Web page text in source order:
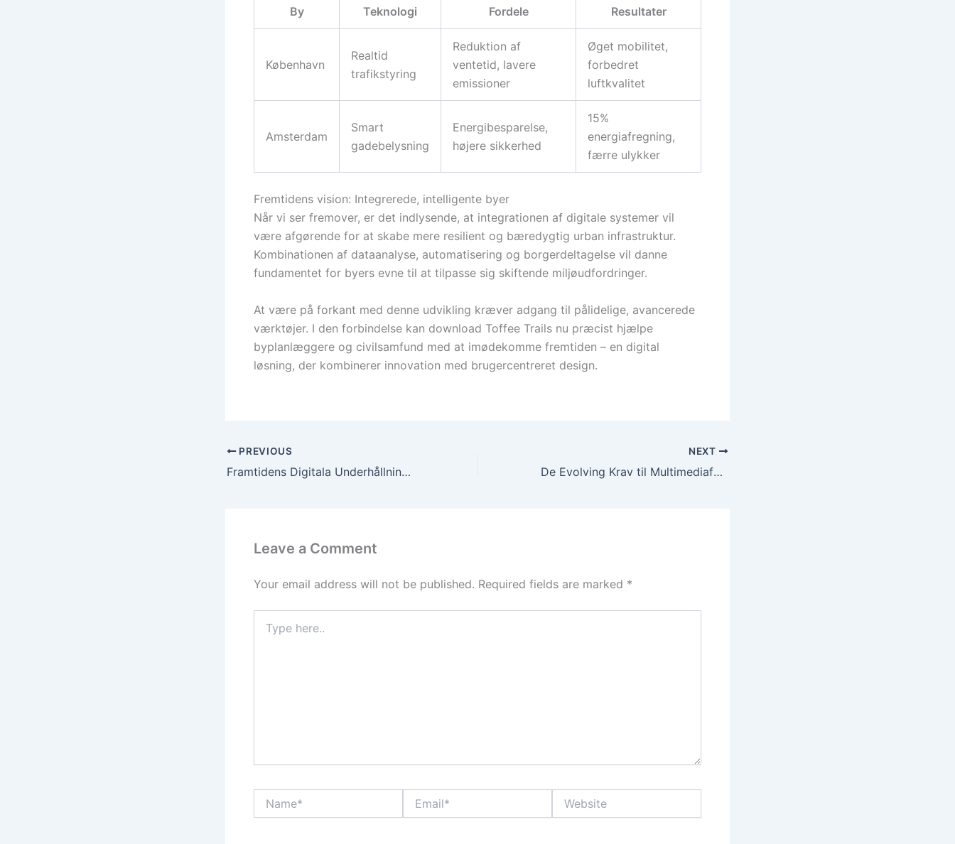
By Teknologi Fordele Resultater
København
Realtid
trafikstyring
Reduktion af
ventetid, lavere
emissioner
Øget mobilitet,
forbedret
luftkvalitet
Amsterdam
Smart
gadebelysning
Energibesparelse,
højere sikkerhed
15%
energiafregning,
færre ulykker
Fremtidens vision: Integrerede, intelligente byer
Når vi ser fremover, er det indlysende, at integrationen af digitale systemer vil
være afgørende for at skabe mere resilient og bæredygtig urban infrastruktur.
Kombinationen af dataanalyse, automatisering og borgerdeltagelse vil danne
fundamentet for byers evne til at tilpasse sig skiftende miljøudfordringer.
At være på forkant med denne udvikling kræver adgang til pålidelige, avancerede
værktøjer. I den forbindelse kan download Toffee Trails nu præcist hjælpe
byplanlæggere og civilsamfund med at imødekomme fremtiden – en digital
løsning, der kombinerer innovation med brugercentreret design.
PREVIOUS
Framtidens Digitala Underhållning: Mobilanpassade Casinospel och Innovationen bakom Grandstand Glow
NEXT
De Evolving Krav til Multimediafunktioner i Premium Smartphones
Leave a Comment
Your email address will not be published. Required fields are marked *
here..